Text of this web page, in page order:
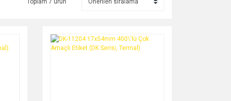
Toplam 7 ürün